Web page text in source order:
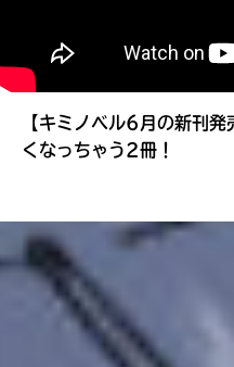
【キミノベル6月の新刊
くなっちゃう2冊！